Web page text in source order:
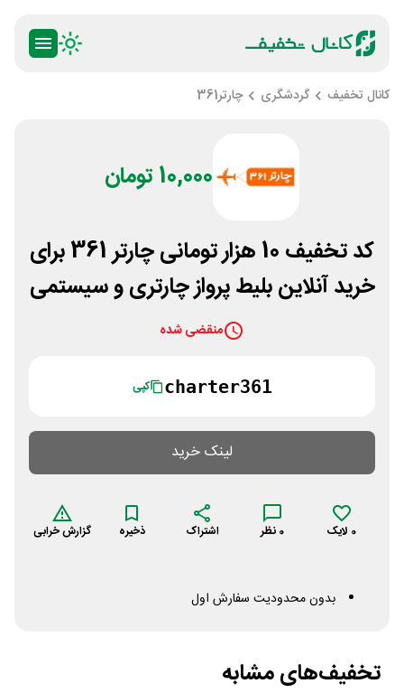
کانال تخفیف گردشگری چارتر361
10,000 تومان
کد تخفیف 10 هزار تومانی چارتر 361 برای
خرید آنلاین بلیط پرواز چارتری و سیستمی
منقضی شده
charter361 کپی
لینک خرید
0 لایک 0 نظر اشتراک ذخیره گزارش خرابی
بدون محدودیت سفارش اول
تخفیف‌های مشابه